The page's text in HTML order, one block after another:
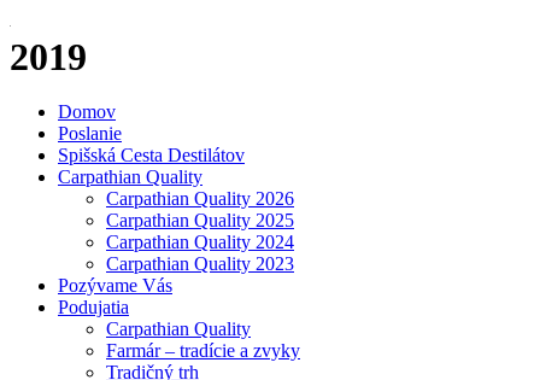
Domov
Poslanie
Spišská Cesta Destilátov
Carpathian Quality
Carpathian Quality 2026
Carpathian Quality 2025
Carpathian Quality 2024
Carpathian Quality 2023
Pozývame Vás
Podujatia
Carpathian Quality
Farmár – tradície a zvyky
Tradičný trh
2019